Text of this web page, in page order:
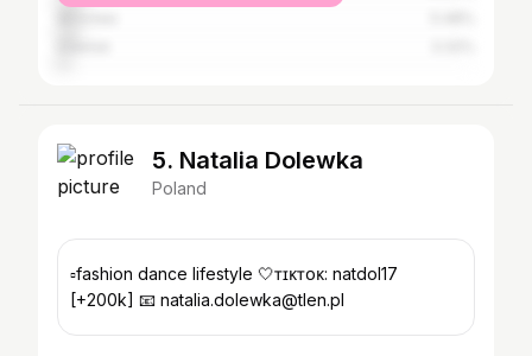
5. Natalia Dolewka
Poland
▫️fashion dance lifestyle 🤍ᴛɪᴋᴛᴏᴋ: natdol17
[+200k] 📧 natalia.dolewka@tlen.pl